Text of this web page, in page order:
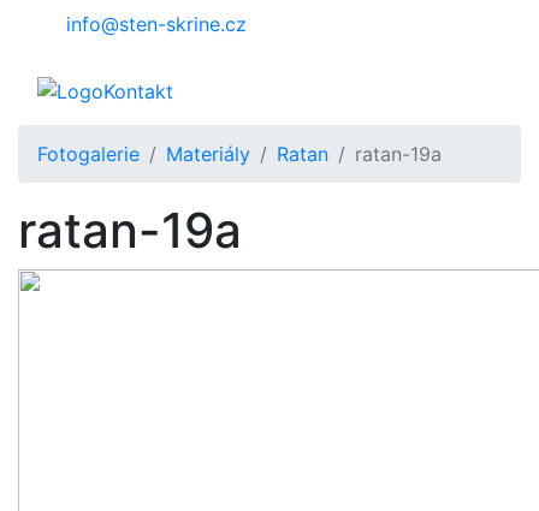
info@sten-skrine.cz
Kontakt
Fotogalerie Materiály Ratan ratan-19a
ratan-19a